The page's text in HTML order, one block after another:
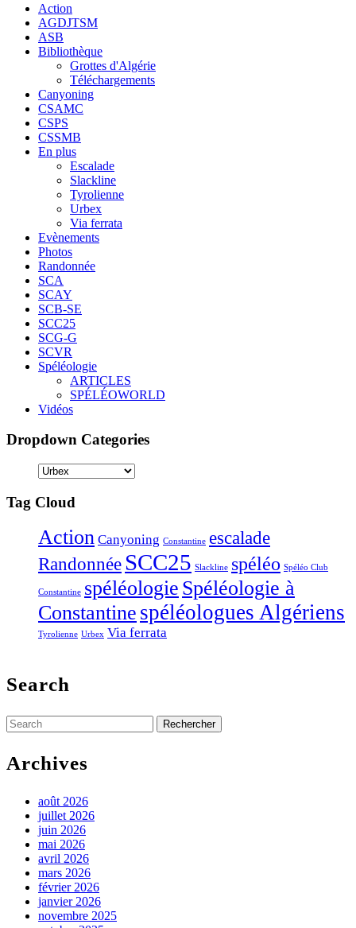
Action
AGDJTSM
ASB
Bibliothèque
Grottes d'Algérie
Téléchargements
Canyoning
CSAMC
CSPS
CSSMB
En plus
Escalade
Slackline
Tyrolienne
Urbex
Via ferrata
Evènements
Photos
Randonnée
SCA
SCAY
SCB-SE
SCC25
SCG-G
SCVR
Spéléologie
ARTICLES
SPÉLÉOWORLD
Vidéos
Dropdown Categories
Tag Cloud
Action Canyoning Constantine escalade
Randonnée SCC25 Slackline spéléo Spéléo Club
Constantine spéléologie Spéléologie à
Constantine spéléologues Algériens
Tyrolienne Urbex Via ferrata
Search
Search
for:
Archives
août 2026
juillet 2026
juin 2026
mai 2026
avril 2026
mars 2026
février 2026
janvier 2026
novembre 2025